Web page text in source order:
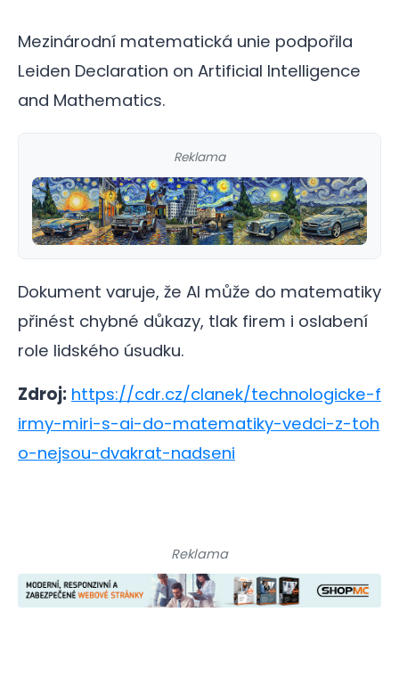
Mezinárodní matematická unie podpořila
Leiden Declaration on Artificial Intelligence
and Mathematics.
Reklama
Dokument varuje, že AI může do matematiky
přinést chybné důkazy, tlak firem i oslabení
role lidského úsudku.
Zdroj: https://cdr.cz/clanek/technologicke-f
irmy-miri-s-ai-do-matematiky-vedci-z-toh
o-nejsou-dvakrat-nadseni
Reklama